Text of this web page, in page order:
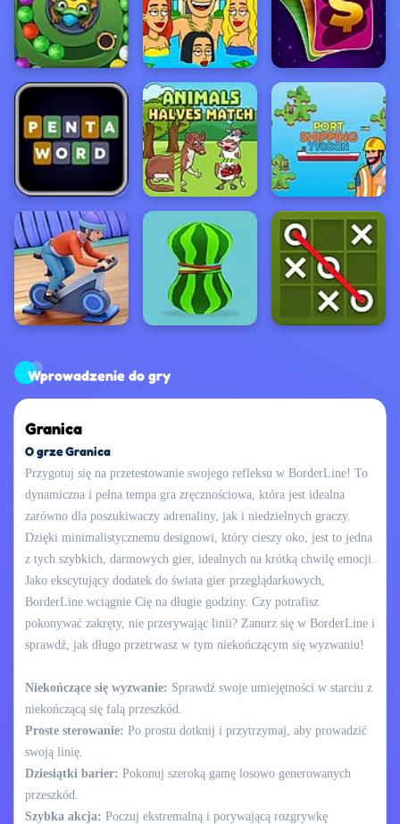
Wprowadzenie do gry
Granica
O grze Granica
Przygotuj się na przetestowanie swojego refleksu w BorderLine! To
dynamiczna i pełna tempa gra zręcznościowa, która jest idealna
zarówno dla poszukiwaczy adrenaliny, jak i niedzielnych graczy.
Dzięki minimalistycznemu designowi, który cieszy oko, jest to jedna
z tych szybkich, darmowych gier, idealnych na krótką chwilę emocji.
Jako ekscytujący dodatek do świata gier przeglądarkowych,
BorderLine wciągnie Cię na długie godziny. Czy potrafisz
pokonywać zakręty, nie przerywając linii? Zanurz się w BorderLine i
sprawdź, jak długo przetrwasz w tym niekończącym się wyzwaniu!
Niekończące się wyzwanie: Sprawdź swoje umiejętności w starciu z
niekończącą się falą przeszkód.
Proste sterowanie: Po prostu dotknij i przytrzymaj, aby prowadzić
swoją linię.
Dziesiątki barier: Pokonuj szeroką gamę losowo generowanych
przeszkód.
Szybka akcja: Poczuj ekstremalną i porywającą rozgrywkę